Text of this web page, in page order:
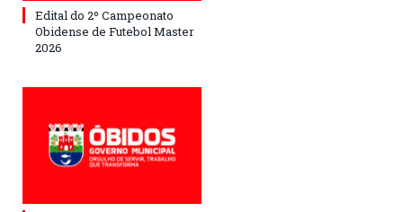
Edital do 2º Campeonato
Obidense de Futebol Master
2026